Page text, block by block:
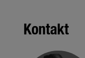
Kontakt